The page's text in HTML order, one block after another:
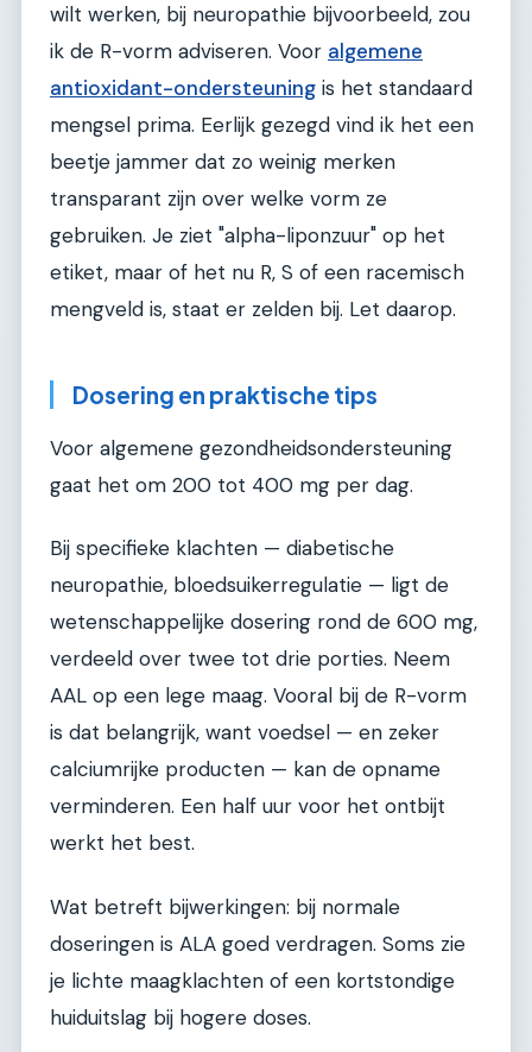
wilt werken, bij neuropathie bijvoorbeeld, zou
ik de R-vorm adviseren. Voor algemene
antioxidant-ondersteuning is het standaard
mengsel prima. Eerlijk gezegd vind ik het een
beetje jammer dat zo weinig merken
transparant zijn over welke vorm ze
gebruiken. Je ziet "alpha-liponzuur" op het
etiket, maar of het nu R, S of een racemisch
mengveld is, staat er zelden bij. Let daarop.
Dosering en praktische tips
Voor algemene gezondheidsondersteuning
gaat het om 200 tot 400 mg per dag.
Bij specifieke klachten — diabetische
neuropathie, bloedsuikerregulatie — ligt de
wetenschappelijke dosering rond de 600 mg,
verdeeld over twee tot drie porties. Neem
AAL op een lege maag. Vooral bij de R-vorm
is dat belangrijk, want voedsel — en zeker
calciumrijke producten — kan de opname
verminderen. Een half uur voor het ontbijt
werkt het best.
Wat betreft bijwerkingen: bij normale
doseringen is ALA goed verdragen. Soms zie
je lichte maagklachten of een kortstondige
huiduitslag bij hogere doses.